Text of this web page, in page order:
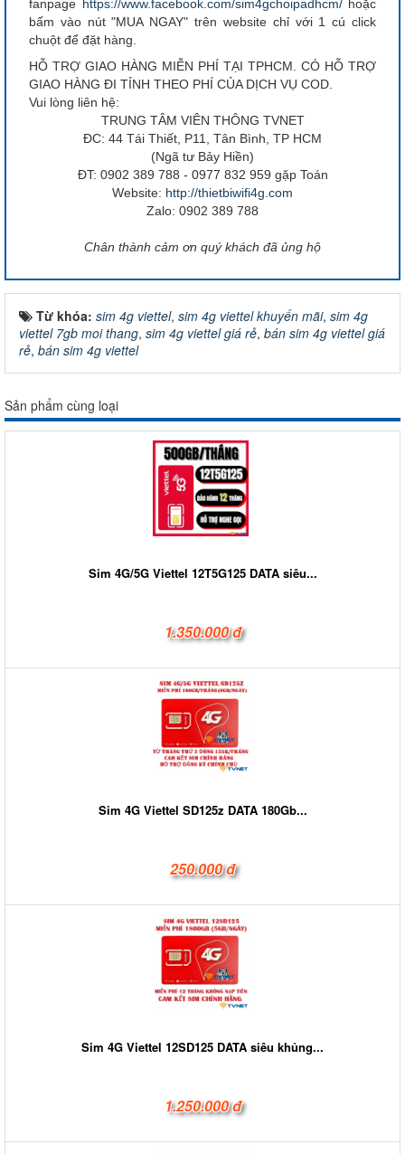
fanpage https://www.facebook.com/sim4gchoipadhcm/hoặc
bấm vào nút "MUA NGAY" trên website chỉ với 1 cú click
chuột để đặt hàng.
HỖ TRỢ GIAO HÀNG MIỄN PHÍ TẠI TPHCM. CÓ HỖ TRỢ
GIAO HÀNG ĐI TỈNH THEO PHÍ CỦA DỊCH VỤ COD.
Vui lòng liên hệ:
TRUNG TÂM VIÊN THÔNG TVNET
ĐC: 44 Tái Thiết, P11, Tân Bình, TP HCM
(Ngã tư Bảy Hiền)
ĐT: 0902 389 788 - 0977 832 959 gặp Toán
Website: http://thietbiwifi4g.com
Zalo: 0902 389 788
Chân thành cảm ơn quý khách đã ủng hộ
Từ khóa: sim 4g viettel, sim 4g viettel khuyến mãi, sim 4g
viettel 7gb moi thang, sim 4g viettel giá rẻ, bán sim 4g viettel giá
rẻ, bán sim 4g viettel
Sản phẩm cùng loại
Sim 4G/5G Viettel 12T5G125 DATA siêu...
1.350.000 đ
Sim 4G Viettel SD125z DATA 180Gb...
250.000 đ
Sim 4G Viettel 12SD125 DATA siêu khủng...
1.250.000 đ